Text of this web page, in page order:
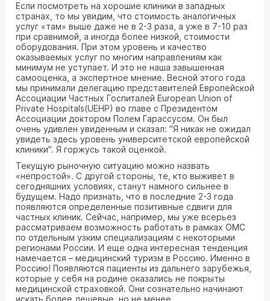
Если посмотреть на хорошие клиники в западных
странах, то мы увидим, что стоимость аналогичных
услуг «там» выше даже не в 2-3 раза, а уже в 7-10 раз
при сравнимой, а иногда более низкой, стоимости
оборудования. При этом уровень и качество
оказываемых услуг по многим направлениям как
минимум не уступает. И это не наша завышенная
самооценка, а экспертное мнение. Весной этого года
мы принимали делегацию представителей Европейской
Ассоциации Частных Госпиталей European Union of
Private Hospitals(UEHP) во главе с Президентом
Ассоциации доктором Полем Гарассусом. Он был
очень удивлен увиденным и сказал: "Я никак не ожидал
увидеть здесь уровень университетской европейской
клиники". Я горжусь такой оценкой.
Текущую рыночную ситуацию можно назвать
«непростой». С другой стороны, те, кто выживет в
сегодняшних условиях, станут намного сильнее в
будущем. Надо признать, что в последние 2-3 года
появляются определенные позитивные сдвиги для
частных клиник. Сейчас, например, мы уже всерьез
рассматриваем возможность работать в рамках ОМС
по отдельным узким специализациям с некоторыми
регионами России. И еще одна интересная тенденция
намечается – медицинский туризм в Россию. Именно в
Россию! Появляются пациенты из дальнего зарубежья,
которые у себя на родине оказались не покрыты
медицинской страховкой. Они сознательно начинают